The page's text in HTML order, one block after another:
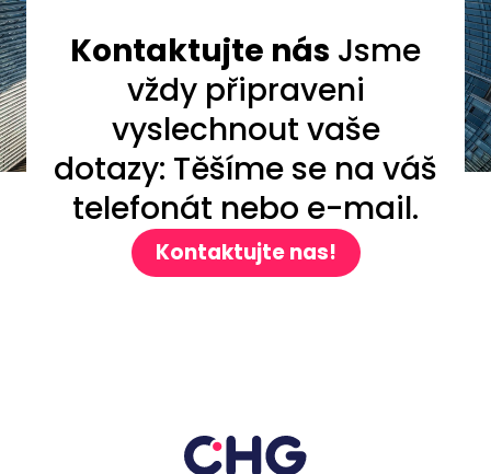
Kontaktujte nás Jsme
vždy připraveni
vyslechnout vaše
dotazy: Těšíme se na váš
telefonát nebo e-mail.
Kontaktujte nas!